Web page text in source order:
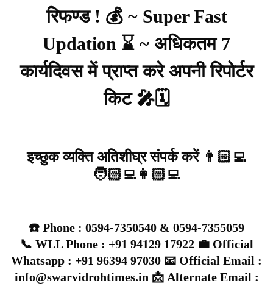
रिफण्ड ! 💰 ~ Super Fast
Updation ⌛ ~ अधिकतम 7
कार्यदिवस में प्राप्त करे अपनी रिपोर्टर
किट 🎤🗓️
इच्छुक व्यक्ति अतिशीघ्र संपर्क करें 👨🏻‍💻
🧑🏻‍💻👩🏻‍💻
☎️ Phone : 0594-7350540 & 0594-7355059
📞 WLL Phone : +91 94129 17922 💼 Official
Whatsapp : +91 96394 97030 📧 Official Email :
info@swarvidrohtimes.in 📩 Alternate Email :